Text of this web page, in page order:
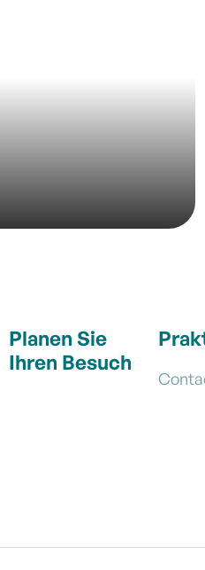
Planen Sie
Ihren Besuch